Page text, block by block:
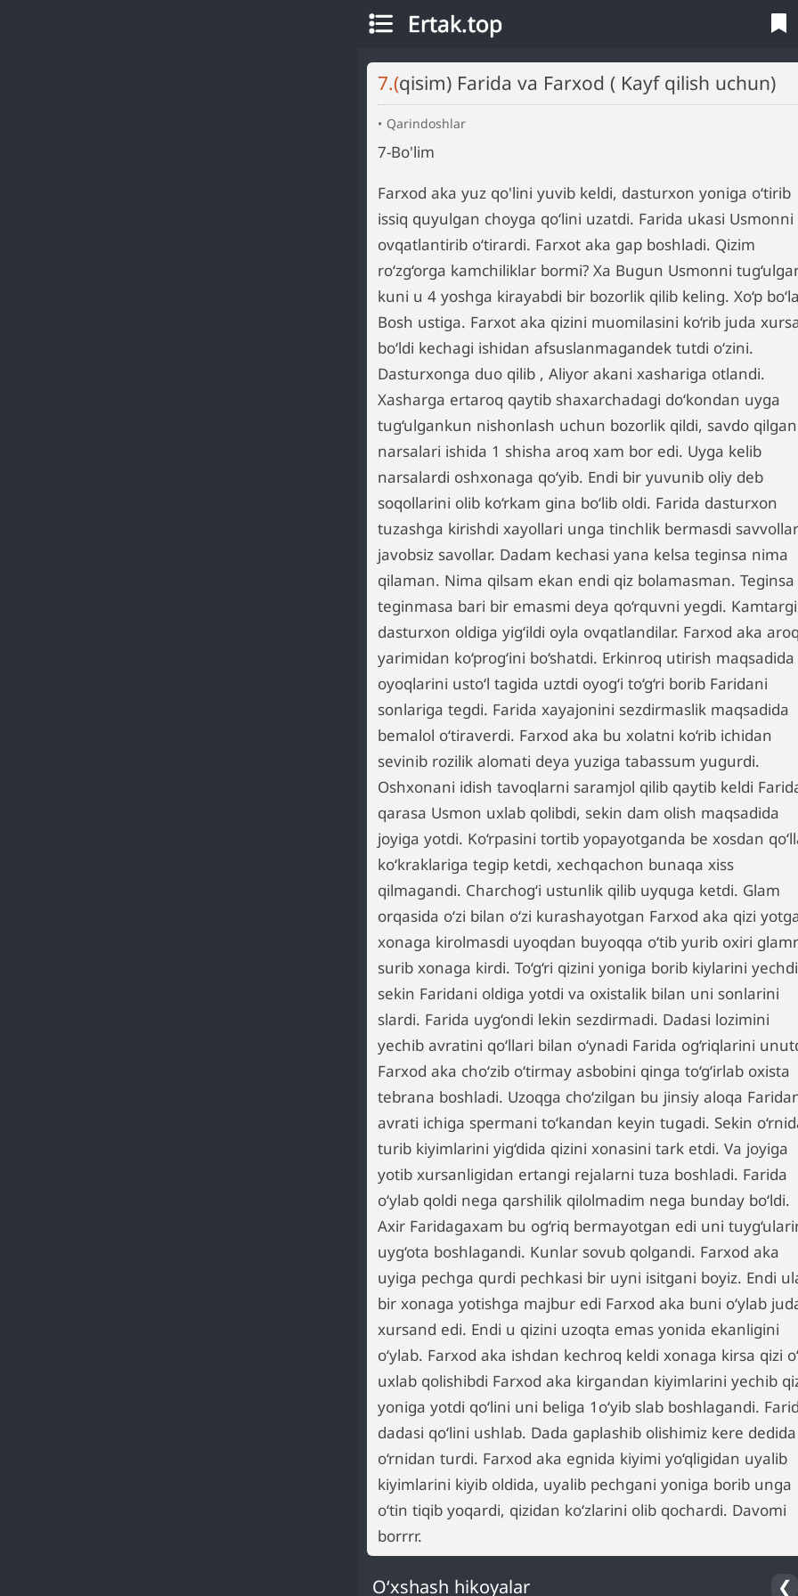
Ertak.top
7.(qisim) Farida va Farxod ( Kayf qilish uchun)
Qarindoshlar
7-Bo'lim
Farxod aka yuz qo'lini yuvib keldi, dasturxon yoniga o‘tirib
issiq quyulgan choyga qo‘lini uzatdi. Farida ukasi Usmonni
ovqatlantirib o‘tirardi. Farxot aka gap boshladi. Qizim
ro‘zg‘orga kamchiliklar bormi? Xa Bugun Usmonni
kuni u 4 yoshga kirayabdi bir bozorlik qilib keling. Xo‘p
Bosh ustiga. Farxot aka qizini muomilasini ko‘rib juda
bo‘ldi kechagi ishidan afsuslanmagandek tutdi o‘zini.
Dasturxonga duo qilib , Aliyor akani xashariga otlandi.
Xasharga ertaroq qaytib shaxarchadagi do‘kondan uyga
tug‘ulgankun nishonlash uchun bozorlik qildi, savdo qilgan
narsalari ishida 1 shisha aroq xam bor edi. Uyga kelib
narsalardi oshxonaga qo‘yib. Endi bir yuvunib oliy deb
soqollarini olib ko‘rkam gina bo‘lib oldi. Farida dasturxon
tuzashga kirishdi xayollari unga tinchlik bermasdi savvollar
javobsiz savollar. Dadam kechasi yana kelsa teginsa nima
qilaman. Nima qilsam ekan endi qiz bolamasman. Teginsa
teginmasa bari bir emasmi deya qo‘rquvni yegdi.
dasturxon oldiga yig‘ildi oyla ovqatlandilar. Farxod aka
yarimidan ko‘prog‘ini bo‘shatdi. Erkinroq utirish maqsadida
oyoqlarini usto‘l tagida uztdi oyog‘i to‘g‘ri borib Faridani
sonlariga tegdi. Farida xayajonini sezdirmaslik maqsadida
bemalol o‘tiraverdi. Farxod aka bu xolatni ko‘rib ichidan
sevinib rozilik alomati deya yuziga tabassum yugurdi.
Oshxonani idish tavoqlarni saramjol qilib qaytib keldi
qarasa Usmon uxlab qolibdi, sekin dam olish maqsadida
joyiga yotdi. Ko‘rpasini tortib yopayotganda be xosdan
ko‘kraklariga tegip ketdi, xechqachon bunaqa xiss
qilmagandi. Charchog‘i ustunlik qilib uyquga ketdi. Glam
orqasida o‘zi bilan o‘zi kurashayotgan Farxod aka qizi
xonaga kirolmasdi uyoqdan buyoqqa o‘tib yurib oxiri
surib xonaga kirdi. To‘g‘ri qizini yoniga borib kiylarini
sekin Faridani oldiga yotdi va oxistalik bilan uni sonlarini
slardi. Farida uyg‘ondi lekin sezdirmadi. Dadasi lozimini
yechib avratini qo‘llari bilan o‘ynadi Farida og‘riqlarini
Farxod aka cho‘zib o‘tirmay asbobini qinga to‘g‘irlab oxista
tebrana boshladi. Uzoqga cho‘zilgan bu jinsiy aloqa
avrati ichiga spermani to‘kandan keyin tugadi. Sekin
turib kiyimlarini yig‘dida qizini xonasini tark etdi. Va joyiga
yotib xursanligidan ertangi rejalarni tuza boshladi. Farida
o‘ylab qoldi nega qarshilik qilolmadim nega bunday bo‘ldi.
Axir Faridagaxam bu og‘riq bermayotgan edi uni
uyg‘ota boshlagandi. Kunlar sovub qolgandi. Farxod aka
uyiga pechga qurdi pechkasi bir uyni isitgani boyiz. Endi
bir xonaga yotishga majbur edi Farxod aka buni o‘ylab
xursand edi. Endi u qizini uzoqta emas yonida ekanligini
o‘ylab. Farxod aka ishdan kechroq keldi xonaga kirsa qizi
uxlab qolishibdi Farxod aka kirgandan kiyimlarini yechib
yoniga yotdi qo‘lini uni beliga 1o‘yib slab boshlagandi.
dadasi qo‘lini ushlab. Dada gaplashib olishimiz kere dedida
o‘rnidan turdi. Farxod aka egnida kiyimi yo‘qligidan uyalib
kiyimlarini kiyib oldida, uyalib pechgani yoniga borib unga
o‘tin tiqib yoqardi, qizidan ko‘zlarini olib qochardi. Davomi
borrrr.
O‘xshash hikoyalar ❮